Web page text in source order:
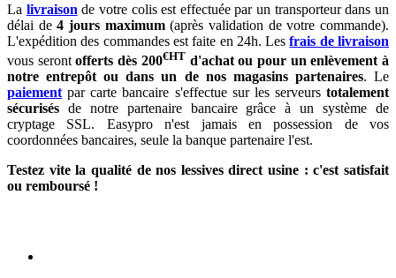
La livraison de votre colis est effectuée par un transporteur dans un
délai de4 jours maximum(après validation de votre commande).
L'expédition des commandes est faite en 24h. Les frais de livraison
vous serontofferts dès 200€HT d'achat ou pour un enlèvement à
notre entrepôt ou dans un de nos magasins partenaires. Le
paiement par carte bancaire s'effectue sur les serveurs totalement
sécurisés de notre partenaire bancaire grâce à un système de
cryptage SSL. Easypro n'est jamais en possession de vos
coordonnées bancaires, seule la banque partenaire l'est.
Testez vite la qualité de nos lessives direct usine : c'est satisfait
ou remboursé !